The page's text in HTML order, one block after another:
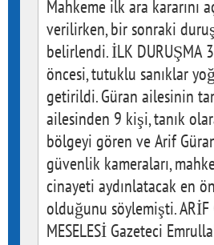
Mahkeme ilk ara kararını
verilirken, bir sonraki
belirlendi. İLK DURUŞMA
öncesi, tutuklu sanıklar
getirildi. Güran ailesinin
ailesinden 9 kişi, tanık
bölgeyi gören ve Arif
güvenlik kameraları,
cinayeti aydınlatacak en
olduğunu söylemişti. ARİF
MESELESİ Gazeteci